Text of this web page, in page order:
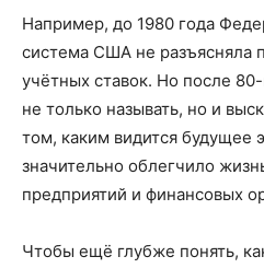
Например, до 1980 года
система США не разъясняла
учётных ставок. Но после
не только называть, но и
том, каким видится будущее
значительно облегчило
предприятий и финансовых
Чтобы ещё глубже понять,